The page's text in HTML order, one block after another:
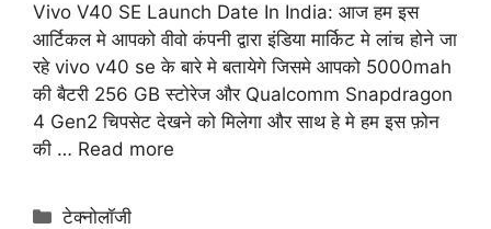
Vivo V40 SE Launch Date In India: आज हम इस
आर्टिकल मे आपको वीवो कंपनी द्वारा इंडिया मार्किट मे लांच होने जा
रहे vivo v40 se के बारे मे बतायेगे जिसमे आपको 5000mah
की बैटरी 256 GB स्टोरेज और Qualcomm Snapdragon
4 Gen2 चिपसेट देखने को मिलेगा और साथ हे मे हम इस फ़ोन
की … Read more
Categories
टेक्नोलॉजी